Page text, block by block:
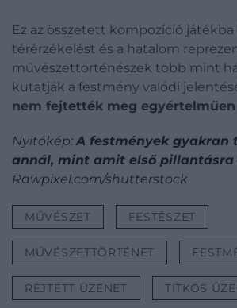
Ez az összetett kompozíció
térérzékelést és a hatalom
művészettörténészek több mint
kutatják a festmény valódi
nem fejtették meg
Nyitókép:A festmények gyakran
annál, mint amit első
Rawpixel.com/shutterstock
MŰVÉSZET FESTÉSZET
MŰVÉSZETTÖRTÉNET
REJTETT ÜZENET TITKOS